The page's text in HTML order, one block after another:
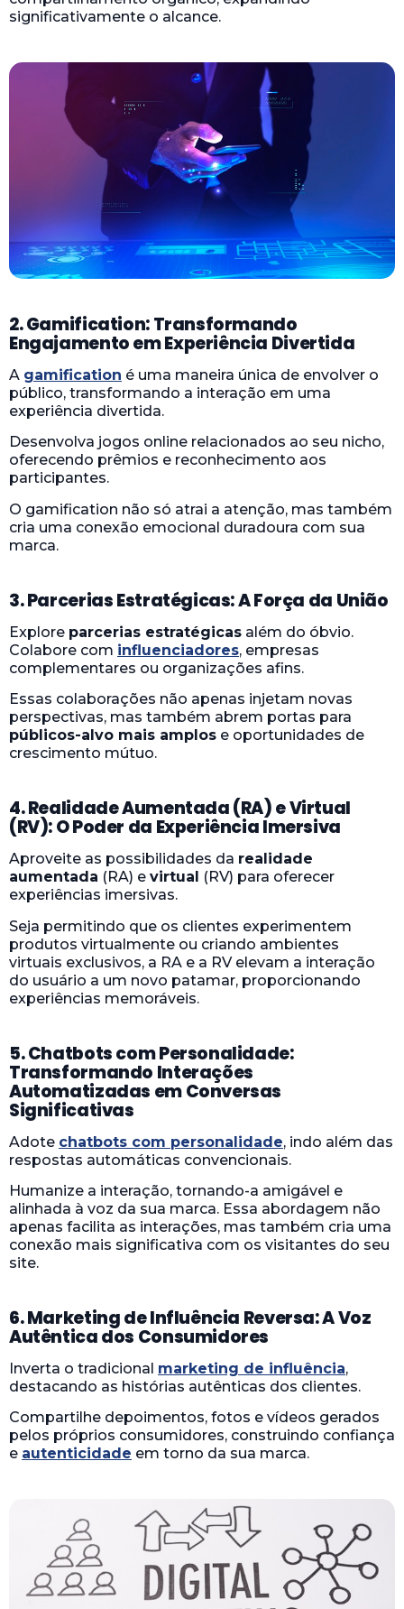
significativamente o alcance.
2. Gamification: Transformando
Engajamento em Experiência Divertida
A gamification é uma maneira única de envolver o
público, transformando a interação em uma
experiência divertida.
Desenvolva jogos online relacionados ao seu nicho,
oferecendo prêmios e reconhecimento aos
participantes.
O gamification não só atrai a atenção, mas também
cria uma conexão emocional duradoura com sua
marca.
3. Parcerias Estratégicas: A Força da União
Explore parcerias estratégicas além do óbvio.
Colabore com influenciadores, empresas
complementares ou organizações afins.
Essas colaborações não apenas injetam novas
perspectivas, mas também abrem portas para
públicos-alvo mais amplos e oportunidades de
crescimento mútuo.
4. Realidade Aumentada (RA) e Virtual
(RV): O Poder da Experiência Imersiva
Aproveite as possibilidades da realidade
aumentada (RA) e virtual
(RV) para oferecer
experiências imersivas.
Seja permitindo que os clientes experimentem
produtos virtualmente ou criando ambientes
virtuais exclusivos, a RA e a RV elevam a interação
do usuário a um novo patamar, proporcionando
experiências memoráveis.
5. Chatbots com Personalidade:
Transformando Interações
Automatizadas em Conversas
Significativas
Adote chatbots com personalidade, indo além das
respostas automáticas convencionais.
Humanize a interação, tornando-a amigável e
alinhada à voz da sua marca. Essa abordagem não
apenas facilita as interações, mas também cria uma
conexão mais significativa com os visitantes do seu
site.
6. Marketing de Influência Reversa: A Voz
Autêntica dos Consumidores
Inverta o tradicional marketing de influência,
destacando as histórias autênticas dos clientes.
Compartilhe depoimentos, fotos e vídeos gerados
pelos próprios consumidores, construindo confiança
e autenticidade em torno da sua marca.